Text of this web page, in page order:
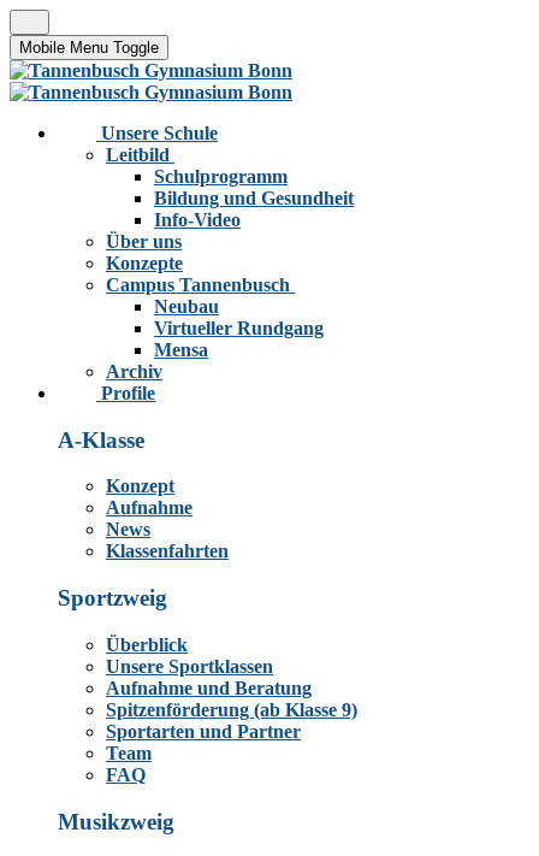
Mobile Menu Toggle
Unsere Schule
Leitbild
Schulprogramm
Bildung und Gesundheit
Info-Video
Über uns
Konzepte
Campus Tannenbusch
Neubau
Virtueller Rundgang
Mensa
Archiv
Profile
A-Klasse
Konzept
Aufnahme
News
Klassenfahrten
Sportzweig
Überblick
Unsere Sportklassen
Aufnahme und Beratung
Spitzenförderung (ab Klasse 9)
Sportarten und Partner
Team
FAQ
Musikzweig